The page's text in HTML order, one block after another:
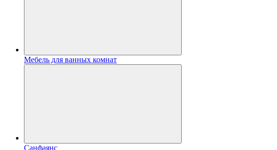
Мебель для ванных комнат
Санфаянс